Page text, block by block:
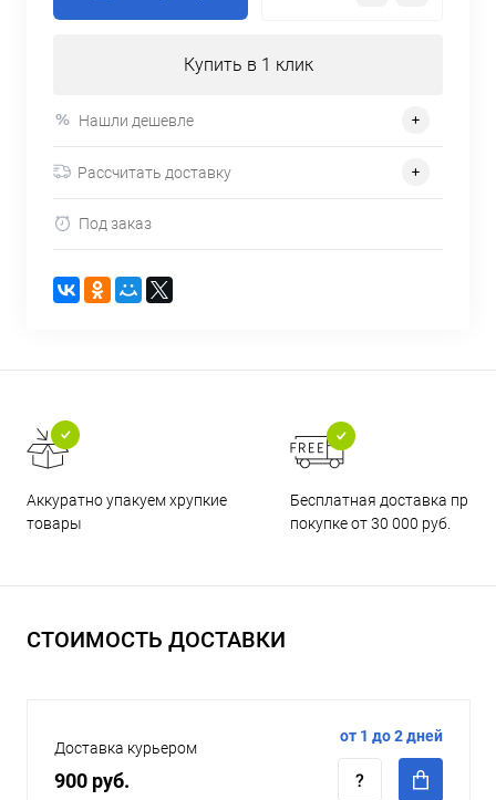
Купить в 1 клик
Нашли дешевле
Рассчитать доставку
Под заказ
Аккуратно упакуем хрупкие
товары
Бесплатная доставка при
покупке от 30 000 руб.
СТОИМОСТЬ ДОСТАВКИ
Доставка курьером
900 руб.
от 1 до 2 дней